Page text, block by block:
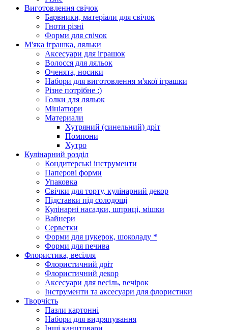
Виготовлення свічок
Барвники, матеріали для свічок
Гноти різні
Форми для свічок
М'яка іграшка, ляльки
Аксесуари для іграшок
Волосся для ляльок
Оченята, носики
Набори для виготовлення м'якої іграшки
Різне потрібне :)
Голки для ляльок
Мініатюри
Материали
Хутряний (синельний) дріт
Помпони
Хутро
Кулінарний розділ
Кондитерські інструменти
Паперові форми
Упаковка
Свічки для торту, кулінарний декор
Підставки під солодощі
Кулінарні насадки, шприці, мішки
Вайнери
Серветки
Форми для цукерок, шоколаду *
Форми для печива
Флористика, весілля
Флористичний дріт
Флористичний декор
Аксесуари для весіль, вечірок
Інструменти та аксесуари для флористики
Творчість
Пазли картонні
Набори для видряпування
Інші канцтовари